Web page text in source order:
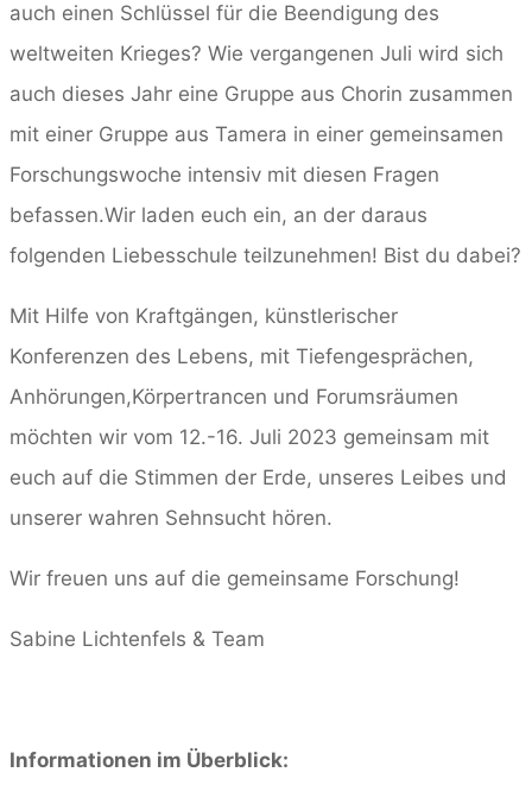
auch einen Schlüssel für die Beendigung des
weltweiten Krieges? Wie vergangenen Juli wird sich
auch dieses Jahr eine Gruppe aus Chorin zusammen
mit einer Gruppe aus Tamera in einer gemeinsamen
Forschungswoche intensiv mit diesen Fragen
befassen.Wir laden euch ein, an der daraus
folgenden Liebesschule teilzunehmen! Bist du dabei?
Mit Hilfe von Kraftgängen, künstlerischer
Konferenzen des Lebens, mit Tiefengesprächen,
Anhörungen,Körpertrancen und Forumsräumen
möchten wir vom 12.-16. Juli 2023 gemeinsam mit
euch auf die Stimmen der Erde, unseres Leibes und
unserer wahren Sehnsucht hören.
Wir freuen uns auf die gemeinsame Forschung!
Sabine Lichtenfels & Team
Informationen im Überblick: